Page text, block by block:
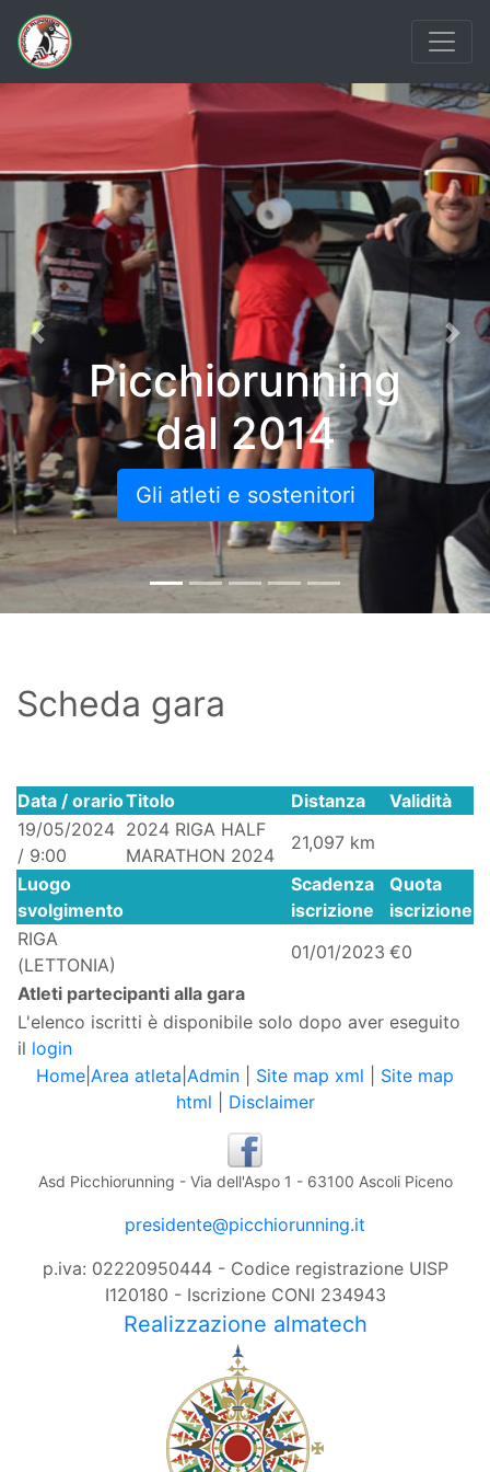
Picchiorunning
dal 2014
Gli atleti e sostenitori
Previous
Scheda gara
Data / orarioTitolo Distanza
Validità
19/05/2024
/ 9:00
2024 RIGA HALF
MARATHON 2024
21,097 km
Luogo
svolgimento
Scadenza
iscrizione
Quota
iscrizione
RIGA
(LETTONIA)
01/01/2023 €0
Atleti partecipanti alla gara
L'elenco iscritti è disponibile solo dopo aver eseguito
il login
Home Area atleta Admin Site map xml
Site map
html
Disclaimer
Asd Picchiorunning - Via dell'Aspo 1 - 63100 Ascoli Piceno
presidente@picchiorunning.it
p.iva: 02220950444 - Codice registrazione UISP
I120180 - Iscrizione CONI 234943
Realizzazione almatech